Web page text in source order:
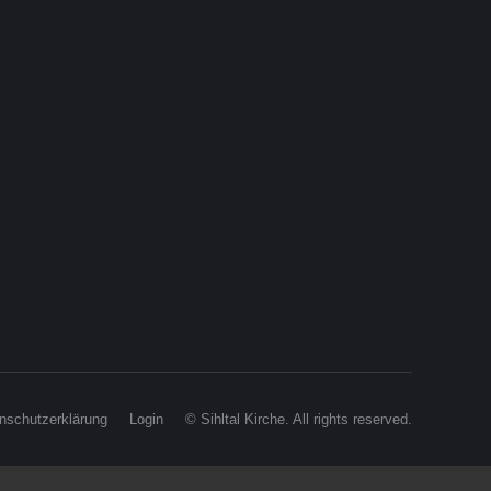
Login © Sihltal Kirche. All rights reserved.